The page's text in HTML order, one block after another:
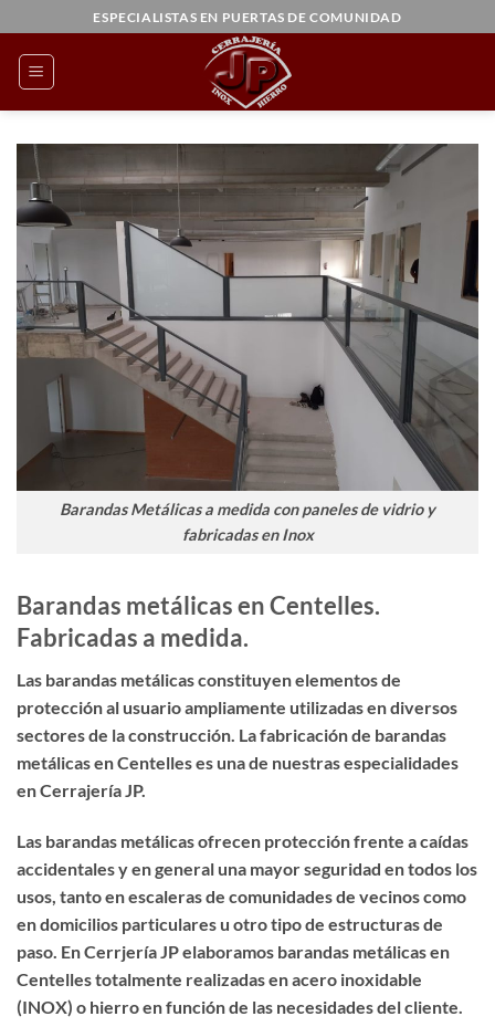
al
contenido
ESPECIALISTAS EN PUERTAS DE COMUNIDAD
Barandas Metálicas a medida con paneles de vidrio y
fabricadas en Inox
Barandas metálicas en Centelles.
Fabricadas a medida.
Las barandas metálicas constituyen elementos de
protección al usuario ampliamente utilizadas en diversos
sectores de la construcción. Lafabricación de barandas
metálicas en Centelleses una de nuestras especialidades
en Cerrajería JP.
Las barandas metálicas ofrecen protección frente a caídas
accidentales y en general una mayor seguridad en todos los
usos, tanto en escaleras de comunidades de vecinos como
en domicilios particulares u otro tipo de estructuras de
paso. En Cerrjería JP elaboramos barandas metálicasen
Centelles totalmente realizadas en acero inoxidable
(INOX) o hierro en función de las necesidades del cliente.